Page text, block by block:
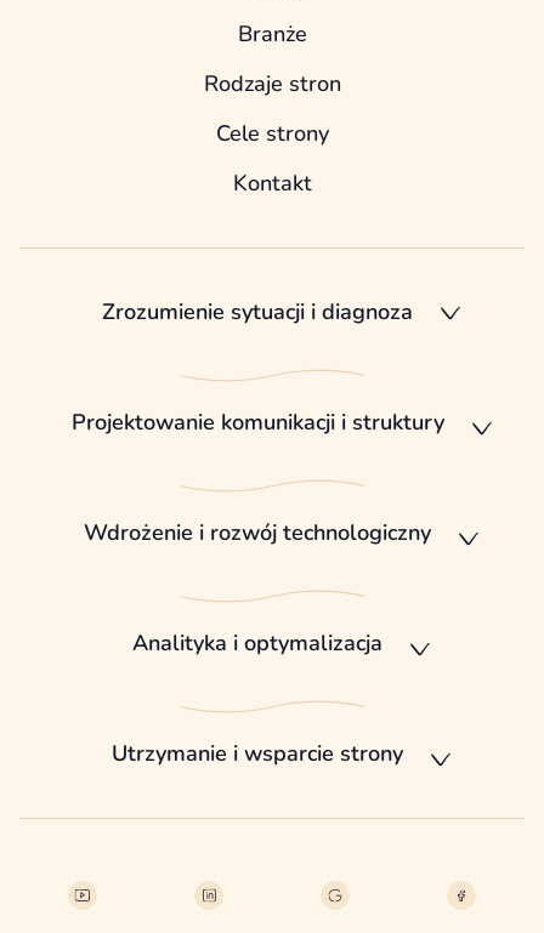
Branże
Rodzaje stron
Cele strony
Kontakt
Zrozumienie sytuacji i diagnoza
Projektowanie komunikacji i struktury
Wdrożenie i rozwój technologiczny
Analityka i optymalizacja
Utrzymanie i wsparcie strony